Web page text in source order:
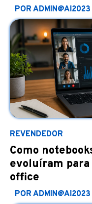
POR ADMIN@AI2023
REVENDEDOR
Como
evoluíram
office
POR ADMIN@AI2023